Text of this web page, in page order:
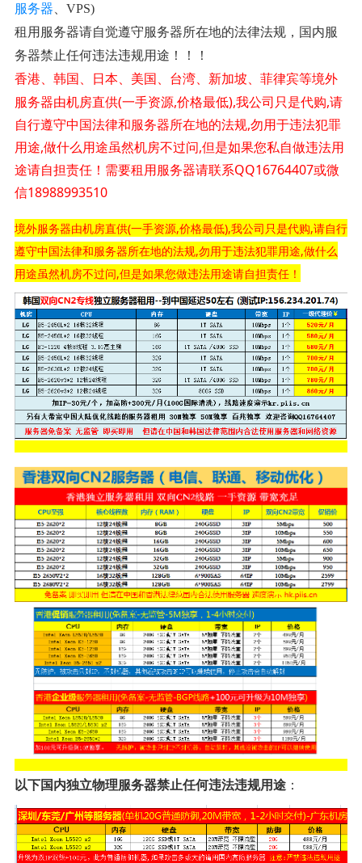
服务器 、VPS)
租用服务器请自觉遵守服务器所在地的法律法规，国内服
务器禁止任何违法违规用途！！！
香港、韩国、日本、美国、台湾、新加坡、菲律宾等境外
服务器由机房直供(一手资源,价格最低),我公司只是代购,请
自行遵守中国法律和服务器所在地的法规,勿用于违法犯罪
用途,做什么用途虽然机房不过问,但是如果您私自做违法用
途请自担责任！需要租用服务器请联系QQ16764407或微
信18988993510
境外服务器由机房直供(一手资源,价格最低),我公司只是代购,请自行
遵守中国法律和服务器所在地的法规,勿用于违法犯罪用途,做什么
用途虽然机房不过问,但是如果您做违法用途请自担责任！
以下国内独立物理服务器禁止任何违法违规用途：